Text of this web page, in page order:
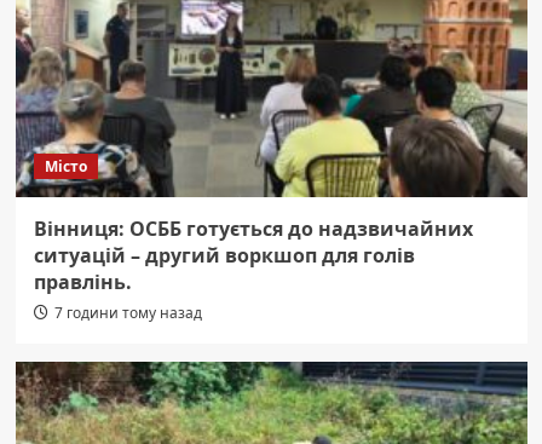
Місто
Вінниця: ОСББ готується до надзвичайних
ситуацій – другий воркшоп для голів
правлінь.
7 години тому назад